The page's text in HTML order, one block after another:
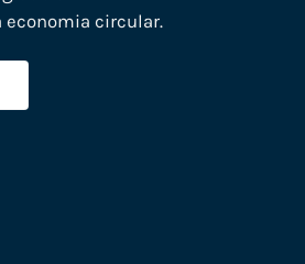
circular.